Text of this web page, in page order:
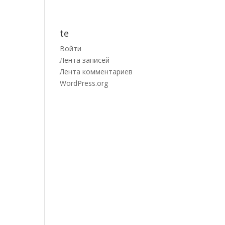
te
Войти
Лента записей
Лента комментариев
WordPress.org